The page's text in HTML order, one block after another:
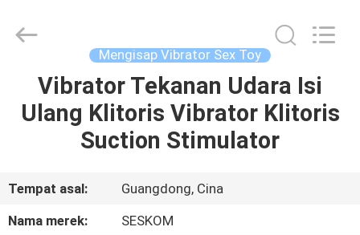
RUMAH
PRODUK
TAMPILAN
VR
SESKOM
TECHNOLOGY
Mengisap Vibrator Sex Toy
Vibrator Tekanan Udara Isi
Ulang Klitoris Vibrator Klitoris
Suction Stimulator
Tempat asal:
Guangdong, Cina
Nama merek:
SESKOM